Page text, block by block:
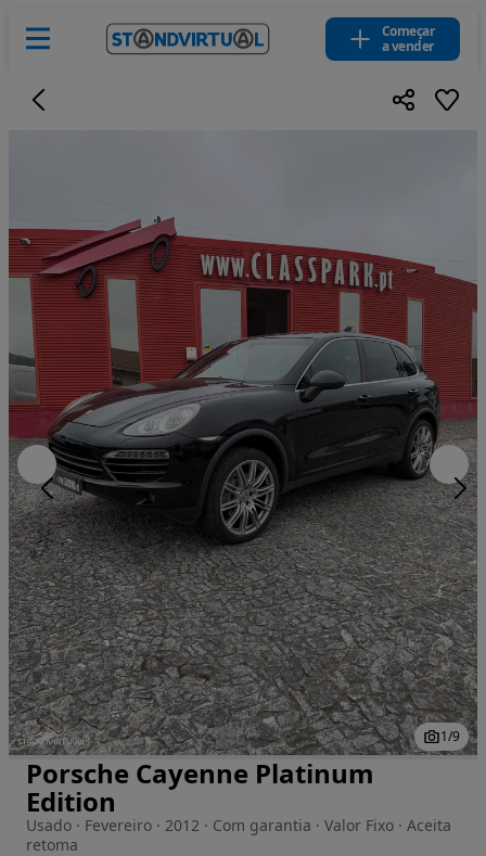
Começar
a vender
Imagem 1 de 9
1/9
Porsche Cayenne Platinum
Edition
Usado · Fevereiro · 2012 · Com garantia · Valor Fixo · Aceita
retoma